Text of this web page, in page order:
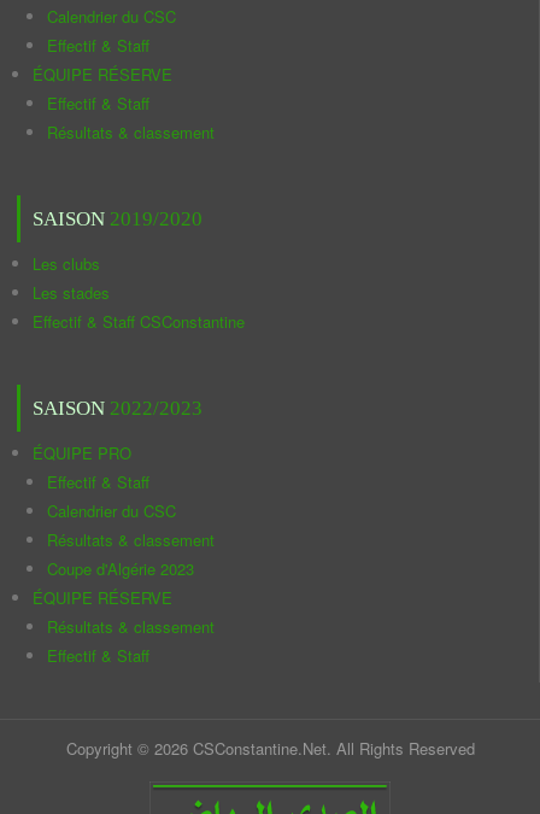
Calendrier du CSC
Effectif & Staff
ÉQUIPE RÉSERVE
Effectif & Staff
Résultats & classement
SAISON 2019/2020
Les clubs
Les stades
Effectif & Staff CSConstantine
SAISON 2022/2023
ÉQUIPE PRO
Effectif & Staff
Calendrier du CSC
Résultats & classement
Coupe d'Algérie 2023
ÉQUIPE RÉSERVE
Résultats & classement
Effectif & Staff
Copyright © 2026 CSConstantine.Net. All Rights Reserved